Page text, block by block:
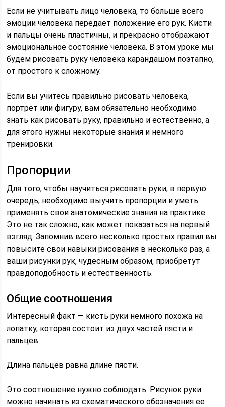
Если не учитывать лицо человека, то больше всего
эмоции человека передает положение его рук. Кисти
и пальцы очень пластичны, и прекрасно отображают
эмоциональное состояние человека. В этом уроке мы
будем рисовать руку человека карандашом поэтапно,
от простого к сложному.
Если вы учитесь правильно рисовать человека,
портрет или фигуру, вам обязательно необходимо
знать как рисовать руку, правильно и естественно, а
для этого нужны некоторые знания и немного
тренировки.
Пропорции
Для того, чтобы научиться рисовать руки, в первую
очередь, необходимо выучить пропорции и уметь
применять свои анатомические знания на практике.
Это не так сложно, как может показаться на первый
взгляд. Запомнив всего несколько простых правил вы
повысите свои навыки рисования в несколько раз, а
ваши рисунки рук, чудесным образом, приобретут
правдоподобность и естественность.
Общие соотношения
Интересный факт — кисть руки немного похожа на
лопатку, которая состоит из двух частей пясти и
пальцев.
Длина пальцев равна длине пясти.
Это соотношение нужно соблюдать. Рисунок руки
можно начинать из схематического обозначения ее